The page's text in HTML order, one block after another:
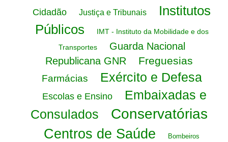
Cidadão
Justiça e Tribunais
Institutos
Públicos
IMT - Instituto da Mobilidade e dos
Transportes
Guarda Nacional
Republicana GNR
Freguesias
Farmácias Exército e Defesa
Escolas e Ensino
Embaixadas e
Consulados
Conservatórias
Centros de Saúde Bombeiros